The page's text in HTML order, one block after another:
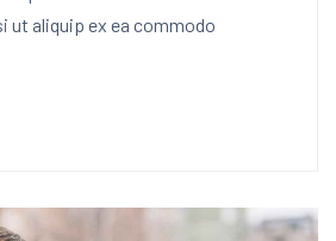
ut aliquip ex ea commodo